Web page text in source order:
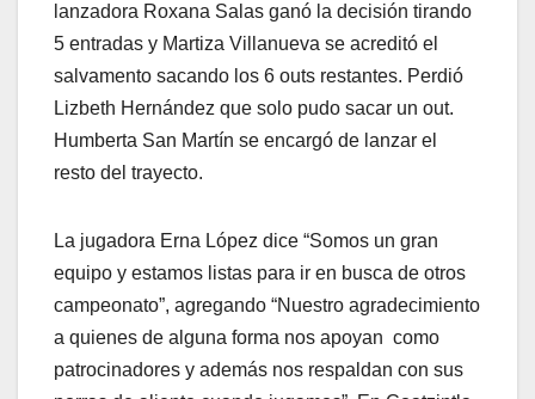
lanzadora Roxana Salas ganó la decisión tirando
5 entradas y Martiza Villanueva se acreditó el
salvamento sacando los 6 outs restantes. Perdió
Lizbeth Hernández que solo pudo sacar un out.
Humberta San Martín se encargó de lanzar el
resto del trayecto.
La jugadora Erna López dice “Somos un gran
equipo y estamos listas para ir en busca de otros
campeonato”, agregando “Nuestro agradecimiento
a quienes de alguna forma nos apoyan como
patrocinadores y además nos respaldan con sus